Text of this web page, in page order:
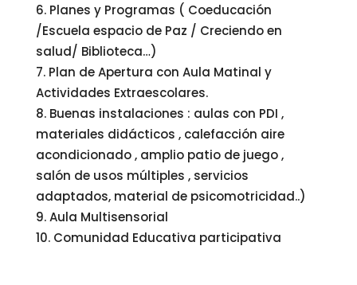
Planes y Programas ( Coeducación
/Escuela espacio de Paz / Creciendo en
salud/ Biblioteca…)
Plan de Apertura con Aula Matinal y
Actividades Extraescolares.
Buenas instalaciones : aulas con PDI ,
materiales didácticos , calefacción aire
acondicionado , amplio patio de juego ,
salón de usos múltiples , servicios
adaptados, material de psicomotricidad..)
Aula Multisensorial
Comunidad Educativa participativa